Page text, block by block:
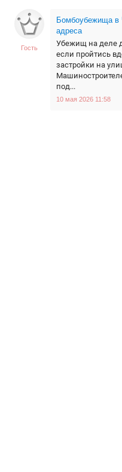
Гость
Бомбоубежища в
адреса
Убежищ на деле
если пройтись
застройки на
под...
10 мая 2026 11:58